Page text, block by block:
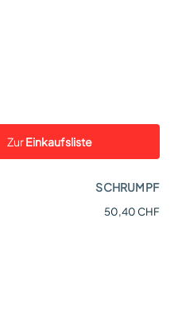
ZurEinkaufsliste
SCHRUMPF
50,40 CHF